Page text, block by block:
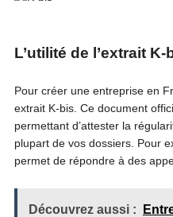
L’utilité de l’extrait K-
Pour créer une entreprise en
extrait K-bis. Ce document
permettant d’attester la
plupart de vos dossiers. Pour
permet de répondre à des
Découvrez aussi :